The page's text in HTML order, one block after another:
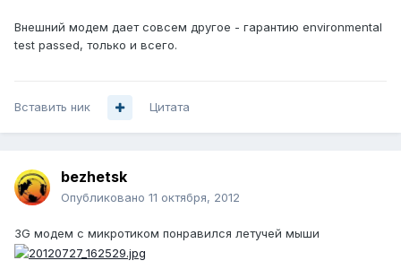
Внешний модем дает совсем другое - гарантию environmental
test passed, только и всего.
Вставить ник Цитата
bezhetsk
Опубликовано 11 октября, 2012
3G модем с микротиком понравился летучей мыши